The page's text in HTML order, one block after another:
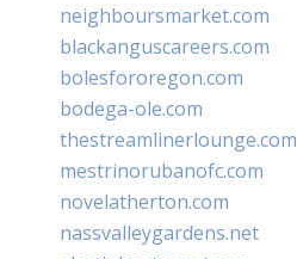
neighboursmarket.com
blackanguscareers.com
bolesfororegon.com
bodega-ole.com
thestreamlinerlounge.com
mestrinorubanofc.com
novelatherton.com
nassvalleygardens.net